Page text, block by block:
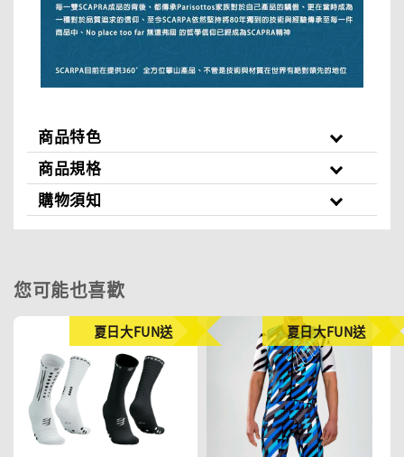
商品特色
商品規格
購物須知
您可能也喜歡
夏日大FUN送 夏日大FUN送